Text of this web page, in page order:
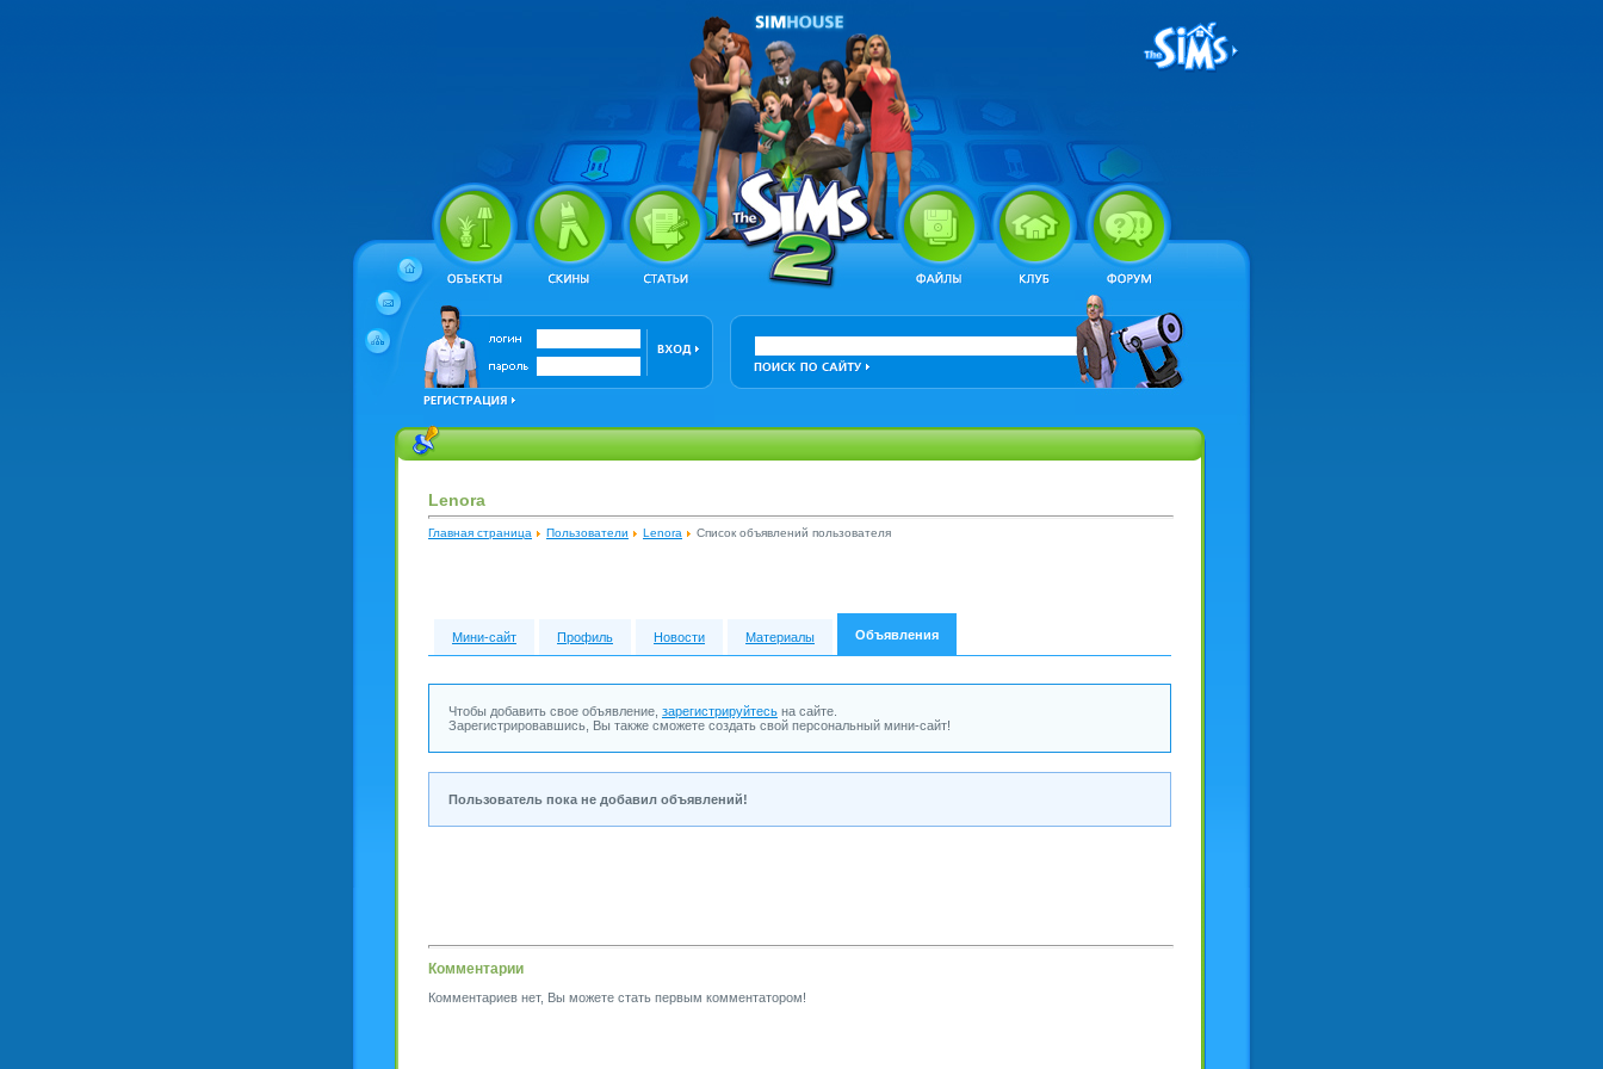
Lenora
Главная страница Пользователи Lenora Список объявлений пользователя
Мини-сайт Профиль Новости Материалы Объявления
Чтобы добавить свое объявление, зарегистрируйтесь на сайте.
Зарегистрировавшись, Вы также сможете создать свой персональный мини-сайт!
Пользователь пока не добавил объявлений!
Комментарии
Комментариев нет, Вы можете стать первым комментатором!